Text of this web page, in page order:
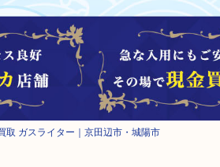
取 ガスライター｜京田辺市・城陽市